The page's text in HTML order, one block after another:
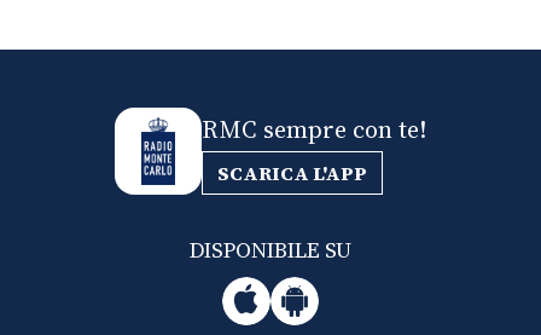
RMC sempre con te!
SCARICA L'APP
DISPONIBILE SU